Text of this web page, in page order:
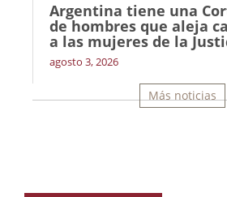
Argentina tiene una
de hombres que aleja
a las mujeres de la
agosto 3, 2026
Más noticias